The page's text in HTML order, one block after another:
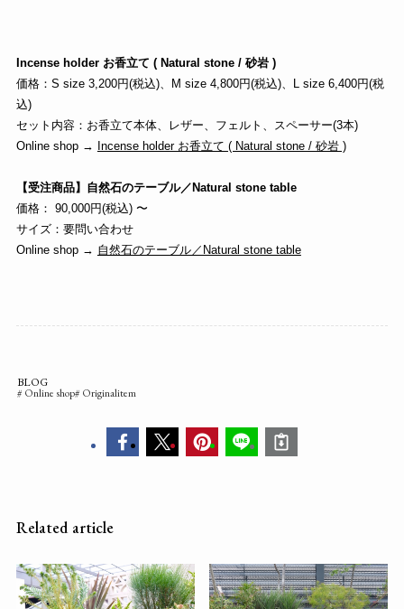
Incense holder お香立て ( Natural stone / 砂岩 )
価格：S size 3,200円(税込)、M size 4,800円(税込)、L size 6,400円(税
込)
セット内容：お香立て本体、レザー、フェルト、スペーサー(3本)
Online shop →
Incense holder お香立て ( Natural stone / 砂岩 )
【受注商品】自然石のテーブル／Natural stone table
価格： 90,000円(税込) 〜
サイズ：要問い合わせ
Online shop → 自然石のテーブル／Natural stone table
BLOG
Online shop Originalitem
Related article